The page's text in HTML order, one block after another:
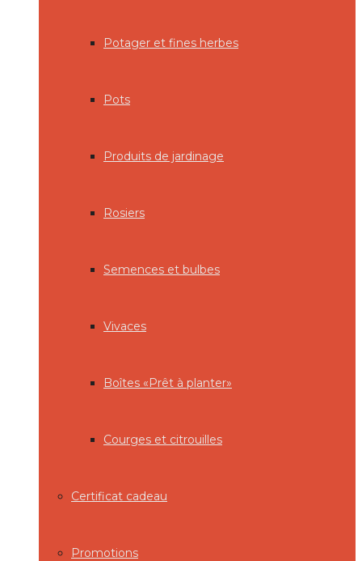
Potager et fines herbes
Pots
Produits de jardinage
Rosiers
Semences et bulbes
Vivaces
Boîtes «Prêt à planter»
Courges et citrouilles
Certificat cadeau
Promotions